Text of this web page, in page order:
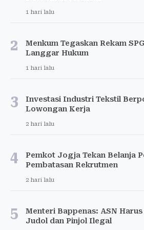
1 hari lalu
2
Menkum Tegaskan Rekam
Langgar Hukum
1 hari lalu
3
Investasi Industri Tekstil
Lowongan Kerja
2 hari lalu
4
Pemkot Jogja Tekan Belanja
Pembatasan Rekrutmen
2 hari lalu
5
Menteri Bappenas: ASN
Judol dan Pinjol Ilegal